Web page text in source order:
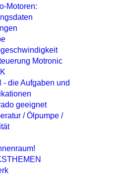
Motoren:
Motronic
- die Aufgaben und
geeignet
/ Ölpumpe /